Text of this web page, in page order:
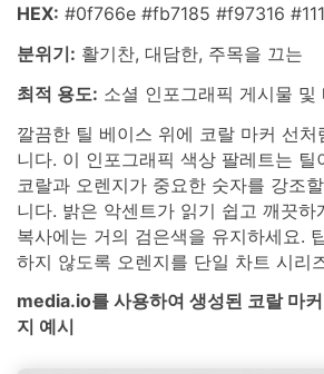
HEX: #0f766e #fb7185 #f97316
분위기: 활기찬, 대담한, 주목을 끄는
최적 용도: 소셜 인포그래픽 게시물 및
깔끔한 틸 베이스 위에 코랄 마커 선
니다. 이 인포그래픽 색상 팔레트는 틸
코랄과 오렌지가 중요한 숫자를 강조
니다. 밝은 악센트가 읽기 쉽고 깨끗하
복사에는 거의 검은색을 유지하세요.
하지 않도록 오렌지를 단일 차트 시리
media.io를 사용하여 생성된 코랄 마
지 예시